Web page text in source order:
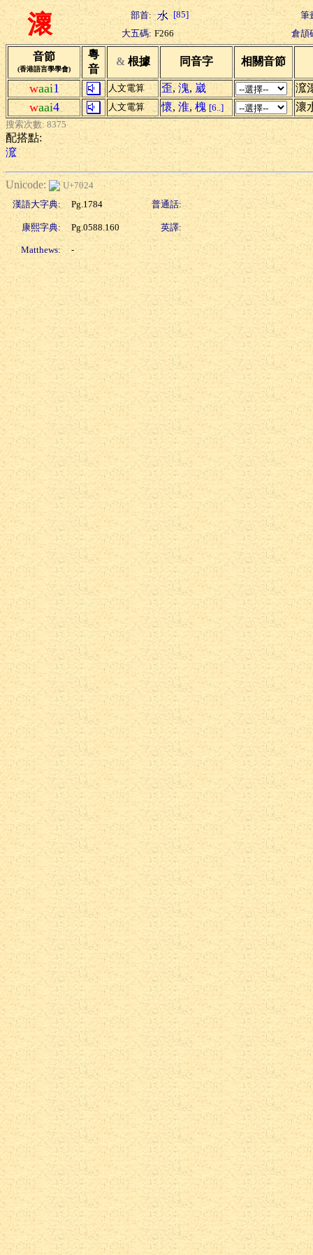
瀤 部首: [85]
筆
大五碼: F266 倉頡
音節
(香港語言學學會)
粵
音
& 根據 同音字 相關音節
waai1 人文電算 歪, 溾, 崴 溛
waai4 人文電算 懷, 淮, 槐 [6..] 瀤
搜索次數: 8375
配搭點:
溛
Unicode:
U+7024
漢語大字典:
Pg.1784 普通話:
康熙字典: Pg.0588.160 英譯:
Matthews: -